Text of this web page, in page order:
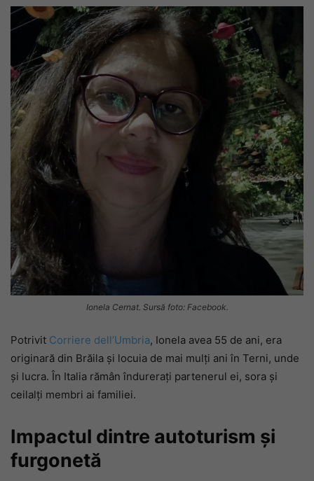
Ionela Cernat. Sursă foto: Facebook.
Potrivit Corriere dell’Umbria, Ionela avea 55 de ani, era
originară din Brăila și locuia de mai mulți ani în Terni, unde
și lucra. În Italia rămân îndurerați partenerul ei, sora și
ceilalți membri ai familiei.
Impactul dintre autoturism și
furgonetă